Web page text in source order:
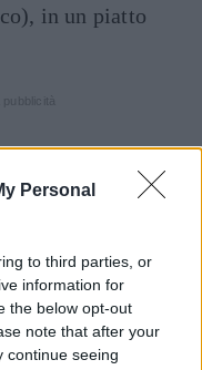
Personal
to third parties, or
information for
the below opt-out
note that after your
continue seeing
in un piatto
anche